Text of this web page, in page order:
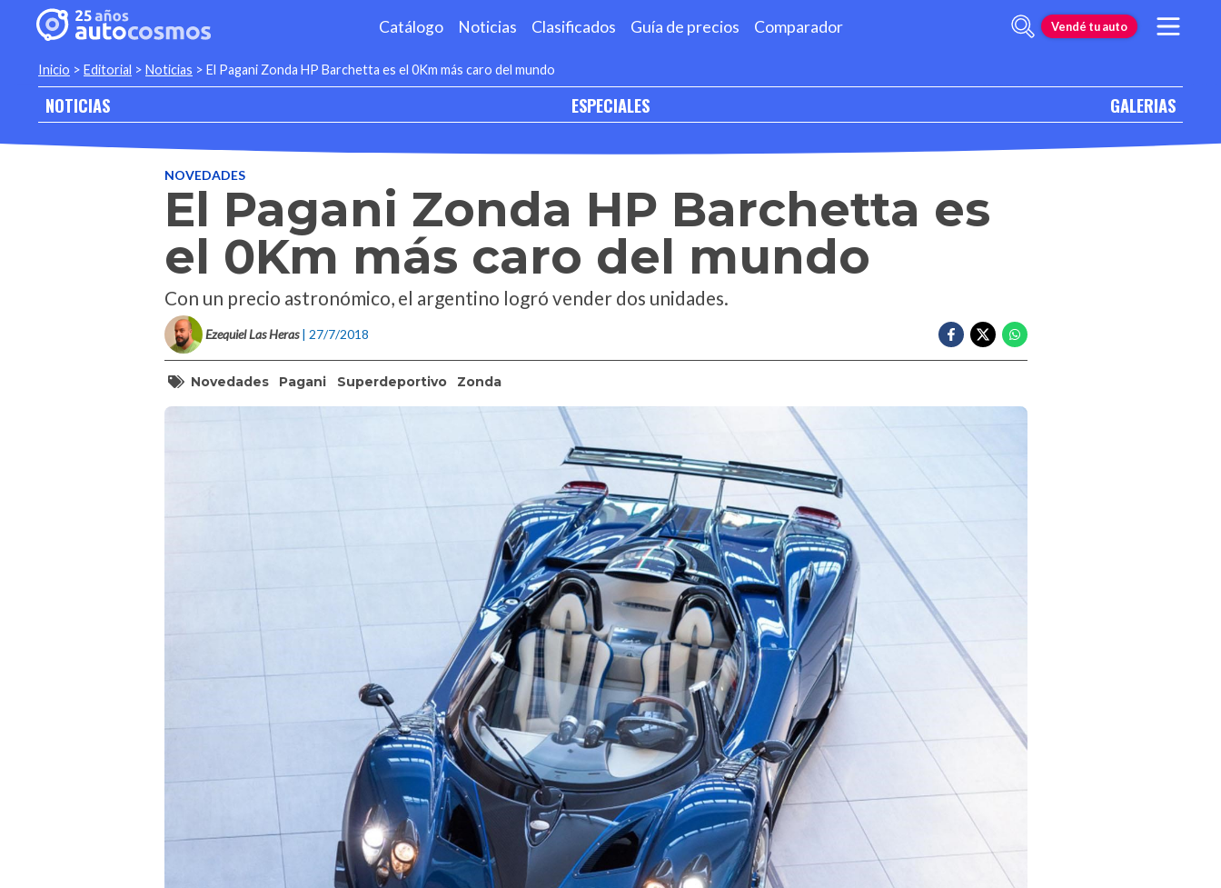
Catálogo Noticias Clasificados Guía de precios Comparador Vendé tu auto
Inicio > Editorial > Noticias > El Pagani Zonda HP Barchetta es el 0Km más caro del mundo
NOTICIAS ESPECIALES GALERIAS
NOVEDADES
El Pagani Zonda HP Barchetta es
el 0Km más caro del mundo
Con un precio astronómico, el argentino logró vender dos unidades.
Ezequiel Las Heras | 27/7/2018
Novedades Pagani Superdeportivo Zonda